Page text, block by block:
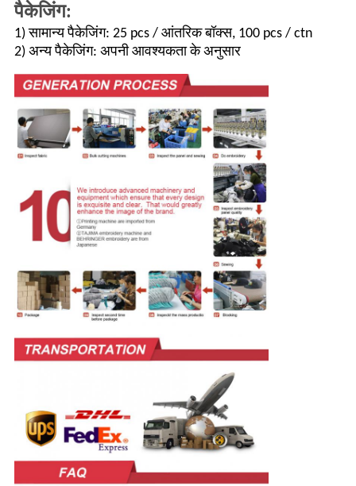
पैकेजिंग:
1) सामान्य पैकेजिंग: 25 pcs / आंतरिक बॉक्स, 100 pcs / ctn
2) अन्य पैकेजिंग: अपनी आवश्यकता के अनुसार